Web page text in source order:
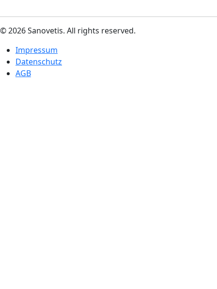
© 2026 Sanovetis. All rights reserved.
Impressum
Datenschutz
AGB